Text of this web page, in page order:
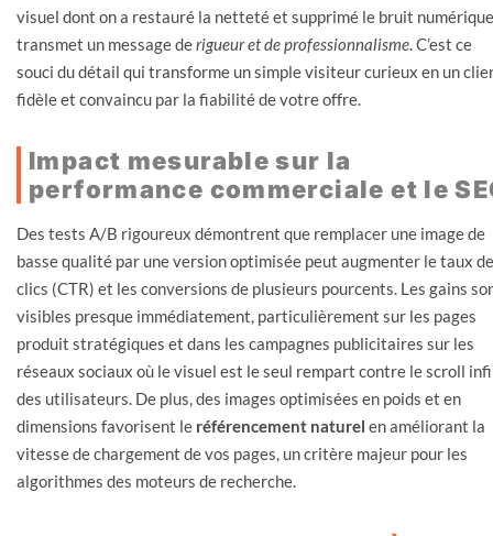
visuel dont on a restauré la netteté et supprimé le bruit numérique
transmet un message derigueur et de professionnalisme. C’est ce
souci du détail qui transforme un simple visiteur curieux en un
fidèle et convaincu par la fiabilité de votre offre.
Impact mesurable sur la
performance commerciale et le
Des tests A/B rigoureux démontrent que remplacer une image de
basse qualité par une version optimisée peut augmenter le taux de
clics (CTR) et les conversions de plusieurs pourcents. Les gains
visibles presque immédiatement, particulièrement sur les pages
produit stratégiques et dans les campagnes publicitaires sur les
réseaux sociaux où le visuel est le seul rempart contre le scroll
des utilisateurs. De plus, des images optimisées en poids et en
dimensions favorisent le référencement naturel en améliorant la
vitesse de chargement de vos pages, un critère majeur pour les
algorithmes des moteurs de recherche.